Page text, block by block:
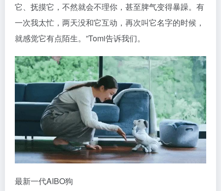
它、抚摸它，不然就会不理你，甚至脾气变得暴躁。有
一次我太忙，两天没和它互动，再次叫它名字的时候，
就感觉它有点陌生。”Tomi告诉我们。
最新一代AIBO狗